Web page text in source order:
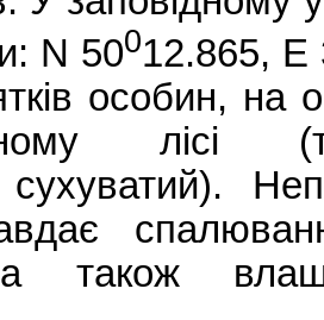
N 50012.865, E
особин, на
лісі
сухуватий).
також